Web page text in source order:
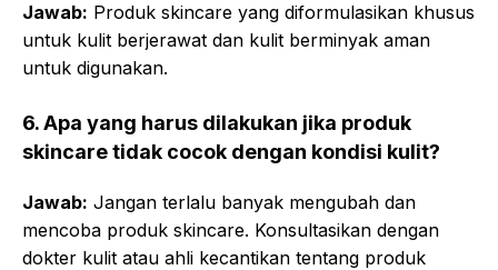
Jawab: Produk skincare yang diformulasikan khusus
untuk kulit berjerawat dan kulit berminyak aman
untuk digunakan.
6. Apa yang harus dilakukan jika produk
skincare tidak cocok dengan kondisi kulit?
Jawab: Jangan terlalu banyak mengubah dan
mencoba produk skincare. Konsultasikan dengan
dokter kulit atau ahli kecantikan tentang produk